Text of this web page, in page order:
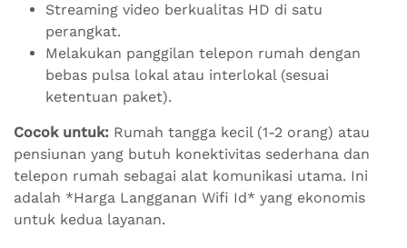
Streaming video berkualitas HD di satu
perangkat.
Melakukan panggilan telepon rumah dengan
bebas pulsa lokal atau interlokal (sesuai
ketentuan paket).
Cocok untuk: Rumah tangga kecil (1-2 orang) atau
pensiunan yang butuh konektivitas sederhana dan
telepon rumah sebagai alat komunikasi utama. Ini
adalah *Harga Langganan Wifi Id* yang ekonomis
untuk kedua layanan.